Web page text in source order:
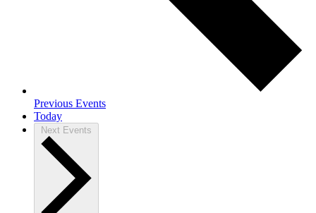
Previous Events
Today
Next Events